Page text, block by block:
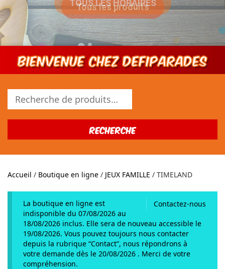
Tous les produits
Bienvenue chez DEFIPARADES
pour :
Recherche
Accueil / Boutique en ligne / JEUX FAMILLE / TIMELAND
Contactez-nous
La boutique en ligne est
indisponible du 07/08/2026 au
18/08/2026 inclus. Elle sera de nouveau accessible le
19/08/2026. Vous pouvez toujours nous contacter
depuis la rubrique “Contact”, nous répondrons à
votre demande dès le 20/08/2026 . Merci de votre
compréhension.